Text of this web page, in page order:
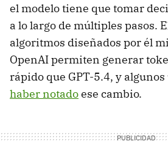
el modelo tiene que tomar
a lo largo de múltiples pasos.
algoritmos diseñados por él
OpenAI permiten generar
rápido que GPT-5.4, y
haber notadoese cambio.